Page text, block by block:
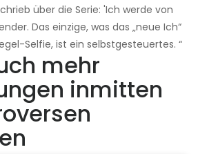
über die Serie: 'Ich werde von
Das einzige, was das „neue Ich“
Selfie, ist ein selbstgesteuertes. “
mehr
inmitten